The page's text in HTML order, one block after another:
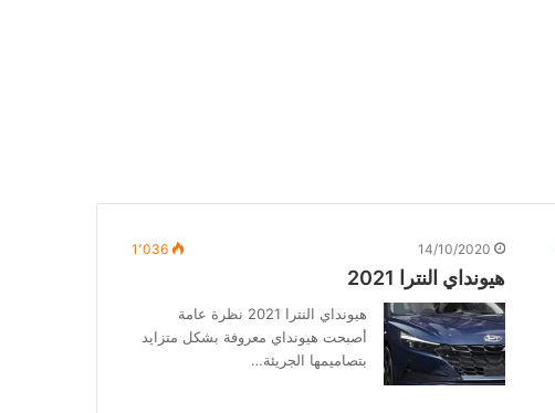
14/10/2020 1٬036
هيونداي النترا 2021
هيونداي النترا 2021 نظرة عامة
أصبحت هيونداي معروفة بشكل متزايد
بتصاميمها الجريئة…